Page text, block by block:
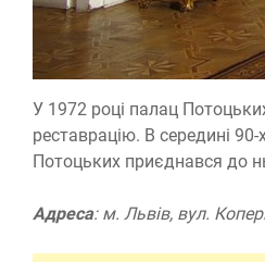
У 1972 році палац
реставрацію. В середині
Потоцьких приєднався до
Адреса: м. Львів, вул.